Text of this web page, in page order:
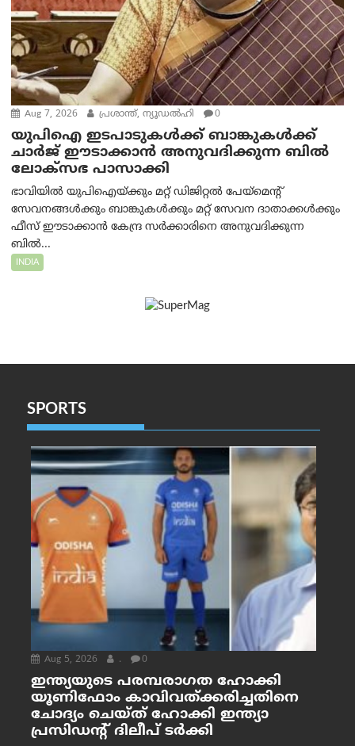
Aug 7, 2026 പ്രശാന്ത്, ന്യൂഡല്‍ഹി 0
യുപിഐ ഇടപാടുകൾക്ക് ബാങ്കുകൾക്ക്
ചാർജ് ഈടാക്കാൻ അനുവദിക്കുന്ന ബിൽ
ലോക്‌സഭ പാസാക്കി
ഭാവിയിൽ യുപിഐയ്ക്കും മറ്റ് ഡിജിറ്റൽ പേയ്‌മെന്റ്
സേവനങ്ങൾക്കും ബാങ്കുകൾക്കും മറ്റ് സേവന ദാതാക്കൾക്കും
ഫീസ് ഈടാക്കാൻ കേന്ദ്ര സർക്കാരിനെ അനുവദിക്കുന്ന
ബിൽ...
INDIA
SPORTS
Aug 5, 2026 . 0
ഇന്ത്യയുടെ പരമ്പരാഗത ഹോക്കി
യൂണിഫോം കാവിവത്ക്കരിച്ചതിനെ
ചോദ്യം ചെയ്ത് ഹോക്കി ഇന്ത്യാ
പ്രസിഡന്റ് ദിലീപ് ടര്‍ക്കി